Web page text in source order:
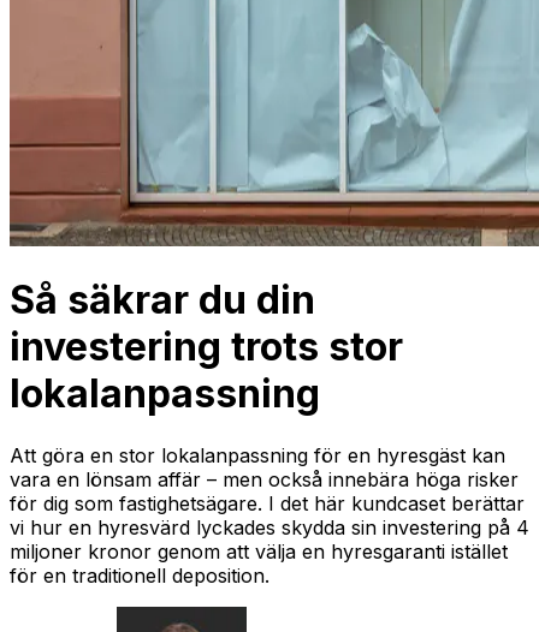
Så säkrar du din
investering trots stor
lokalanpassning
Att göra en stor lokalanpassning för en hyresgäst kan
vara en lönsam affär – men också innebära höga risker
för dig som fastighetsägare. I det här kundcaset berättar
vi hur en hyresvärd lyckades skydda sin investering på 4
miljoner kronor genom att välja en hyresgaranti istället
för en traditionell deposition.